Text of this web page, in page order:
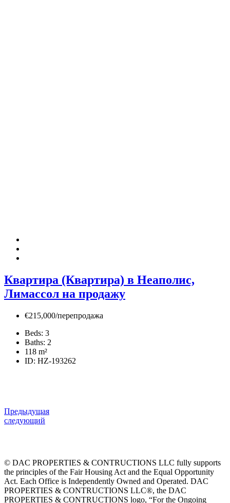
Квартира (Квартира) в Неаполис,
Лимассол на продажу
€215,000/перепродажа
Beds: 3
Baths: 2
118 m²
ID: HZ-193262
Предыдущая
следующий
© DAC PROPERTIES & CONTRUCTIONS LLC fully supports
the principles of the Fair Housing Act and the Equal Opportunity
Act. Each Office is Independently Owned and Operated. DAC
PROPERTIES & CONTRUCTIONS LLC®, the DAC
PROPERTIES & CONTRUCTIONS logo, “For the Ongoing